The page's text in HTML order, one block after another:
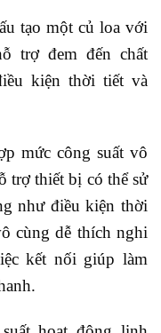
tạo một củ loa với
trợ đem đến chất
kiện thời tiết và
mức công suất vô
trợ thiết bị có thể sử
như điều kiện thời
cùng dễ thích nghi
kết nối giúp làm